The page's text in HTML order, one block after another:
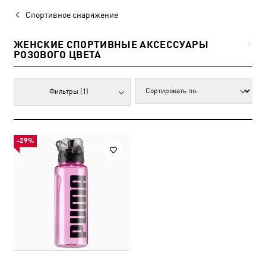
Спортивное снаряжение
ЖЕНСКИЕ СПОРТИВНЫЕ АКСЕССУАРЫ
РОЗОВОГО ЦВЕТА
1
Фильтры (1)
-29%